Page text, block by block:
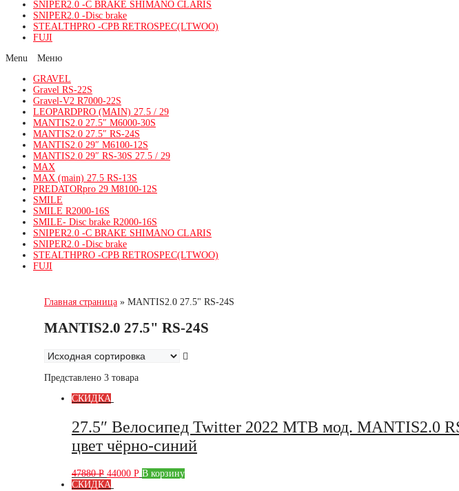
SNIPER2.0 -C BRAKE SHIMANO CLARIS
SNIPER2.0 -Disc brake
STEALTHPRO -CPB RETROSPEC(LTWOO)
FUJI
Menu
GRAVEL
Gravel RS-22S
Gravel-V2 R7000-22S
LEOPARDPRO (MAIN) 27.5 / 29
MANTIS2.0 27.5″ M6000-30S
MANTIS2.0 27.5″ RS-24S
MANTIS2.0 29″ M6100-12S
MANTIS2.0 29″ RS-30S 27.5 / 29
MAX
MAX (main) 27.5 RS-13S
PREDATORpro 29 M8100-12S
SMILE
SMILE R2000-16S
SMILE- Disc brake R2000-16S
SNIPER2.0 -C BRAKE SHIMANO CLARIS
SNIPER2.0 -Disc brake
STEALTHPRO -CPB RETROSPEC(LTWOO)
FUJI
Главная страница » MANTIS2.0 27.5" RS-24S
MANTIS2.0 27.5" RS-24S
Представлено 3 товара
СКИДКА
27.5″ Велосипед Twitter 2022 MTB мод. MANTIS2.0
цвет чёрно-синий
47880Р 44000 Р В корзину
СКИДКА